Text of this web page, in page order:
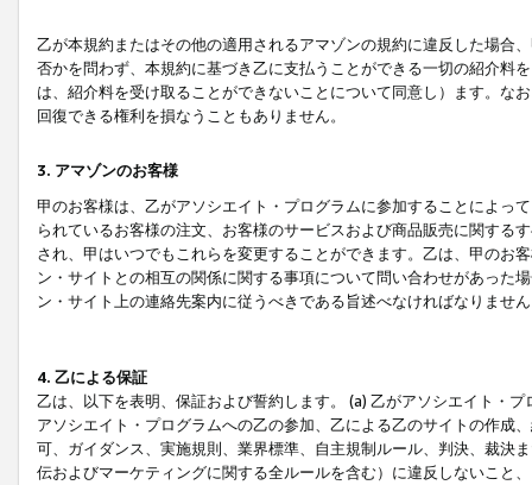
乙が本規約またはその他の適用されるアマゾンの規約に違反した場合
否かを問わず、本規約に基づき乙に支払うことができる一切の紹介料
は、紹介料を受け取ることができないことについて同意し）ます。な
回復できる権利を損なうこともありません。
3. アマゾンのお客様
甲のお客様は、乙がアソシエイト・プログラムに参加することによっ
られているお客様の注文、お客様のサービスおよび商品販売に関する
され、甲はいつでもこれらを変更することができます。乙は、甲のお
ン・サイトとの相互の関係に関する事項について問い合わせがあった
ン・サイト上の連絡先案内に従うべきである旨述べなければなりませ
4. 乙による保証
乙は、以下を表明、保証および誓約します。 (a) 乙がアソシエイト・
アソシエイト・プログラムへの乙の参加、乙による乙のサイトの作成
可、ガイダンス、実施規則、業界標準、自主規制ルール、判決、裁決
伝およびマーケティングに関する全ルールを含む）に違反しないこと